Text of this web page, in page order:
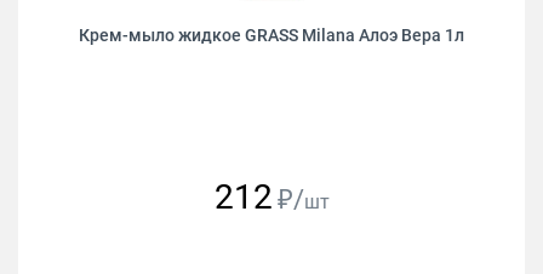
Крем-мыло жидкое GRASS Milana Алоэ Вера 1л
212 ₽/шт